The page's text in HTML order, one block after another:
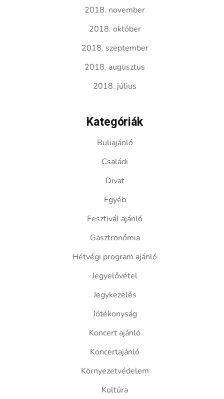
2018. november
2018. október
2018. szeptember
2018. augusztus
2018. július
Kategóriák
Buliajánló
Családi
Divat
Egyéb
Fesztivál ajánló
Gasztronómia
Hétvégi program ajánló
Jegyelővétel
Jegykezelés
Jótékonyság
Koncert ajánló
Koncertajánló
Környezetvédelem
Kultúra